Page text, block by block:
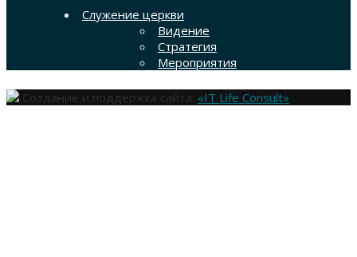
Служение церкви
Видение
Стратегия
Мероприятия
Создание и поддержка сайта: «IT Life Consult»